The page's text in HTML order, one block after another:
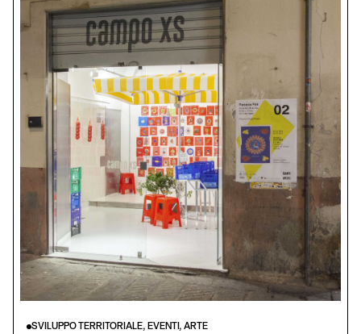
SVILUPPO TERRITORIALE, EVENTI, ARTE